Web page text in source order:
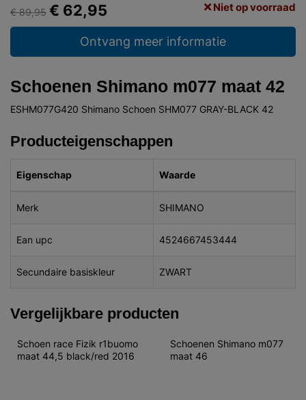
€ 89,95 € 62,95 Niet op voorraad
Ontvang meer informatie
Schoenen Shimano m077 maat 42
ESHM077G420 Shimano Schoen SHM077 GRAY-BLACK 42
Producteigenschappen
Eigenschap Waarde
Merk SHIMANO
Ean upc 4524667453444
Secundaire basiskleur ZWART
Vergelijkbare producten
Schoen race Fizik r1buomo
maat 44,5 black/red 2016
Schoenen Shimano m077
maat 46